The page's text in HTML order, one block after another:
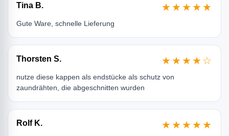
Tina B. ★★★★★
Gute Ware, schnelle Lieferung
Thorsten S. ★★★★☆
nutze diese kappen als endstücke als schutz von
zaundrähten, die abgeschnitten wurden
Rolf K. ★★★★★